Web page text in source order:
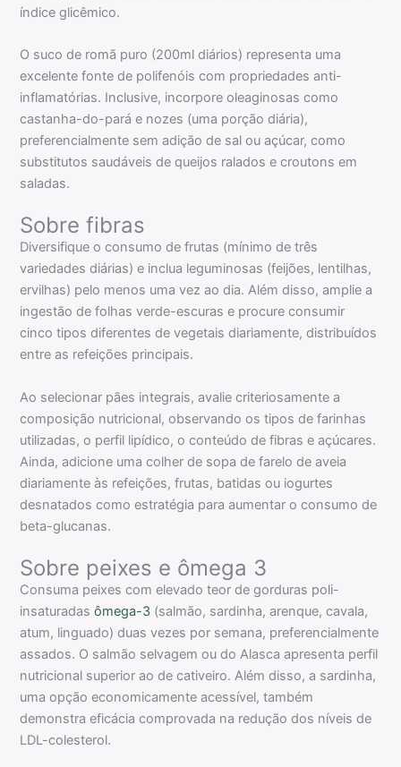
índice glicêmico.
O suco de romã puro (200ml diários) representa uma
excelente fonte de polifenóis com propriedades anti-
inflamatórias. Inclusive, incorpore oleaginosas como
castanha-do-pará e nozes (uma porção diária),
preferencialmente sem adição de sal ou açúcar, como
substitutos saudáveis de queijos ralados e croutons em
saladas.
Sobre fibras
Diversifique o consumo de frutas (mínimo de três
variedades diárias) e inclua leguminosas (feijões, lentilhas,
ervilhas) pelo menos uma vez ao dia. Além disso, amplie a
ingestão de folhas verde-escuras e procure consumir
cinco tipos diferentes de vegetais diariamente, distribuídos
entre as refeições principais.
Ao selecionar pães integrais, avalie criteriosamente a
composição nutricional, observando os tipos de farinhas
utilizadas, o perfil lipídico, o conteúdo de fibras e açúcares.
Ainda, adicione uma colher de sopa de farelo de aveia
diariamente às refeições, frutas, batidas ou iogurtes
desnatados como estratégia para aumentar o consumo de
beta-glucanas.
Sobre peixes e ômega 3
Consuma peixes com elevado teor de gorduras poli-
insaturadasômega-3 (salmão, sardinha, arenque, cavala,
atum, linguado) duas vezes por semana, preferencialmente
assados. O salmão selvagem ou do Alasca apresenta perfil
nutricional superior ao de cativeiro. Além disso, a sardinha,
uma opção economicamente acessível, também
demonstra eficácia comprovada na redução dos níveis de
LDL-colesterol.